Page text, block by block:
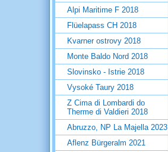
Alpi Maritime F 2018
Flüelapass CH 2018
Kvarner ostrovy 2018
Monte Baldo Nord 2018
Slovinsko - Istrie 2018
Vysoké Taury 2018
Z Cima di Lombardi do
Therme di Valdieri 2018
Abruzzo, NP La Majella 2023
Aflenz Bürgeralm 2021